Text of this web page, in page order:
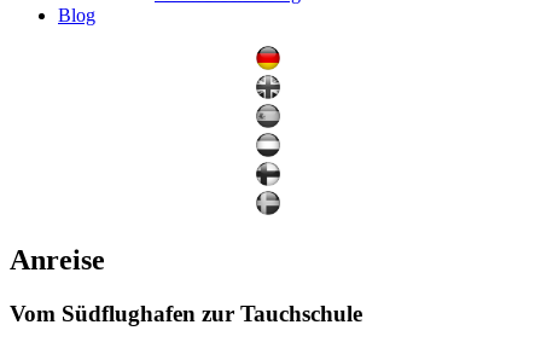
Blog
Anreise
Vom Südflughafen zur Tauchschule